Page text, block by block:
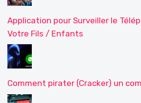
Application pour Surveiller le
Votre Fils / Enfants
Comment pirater (Cracker) un